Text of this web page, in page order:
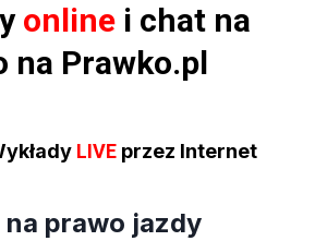
online i chat na
na Prawko.pl
LIVE przez Internet
prawo jazdy